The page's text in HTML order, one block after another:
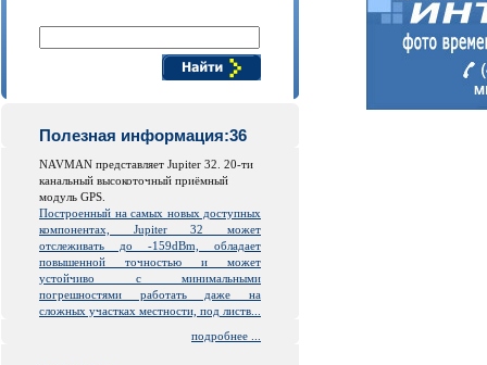
Полезная информация:36
NAVMAN представляет Jupiter 32. 20-ти
канальный высокоточный приёмный
модуль GPS.
Построенный на самых новых доступных
компонентах, Jupiter 32 может
отслеживать до -159dBm, обладает
повышенной точностью и может
устойчиво с минимальными
погрешностями работать даже на
сложных участках местности, под листв...
подробнее ...